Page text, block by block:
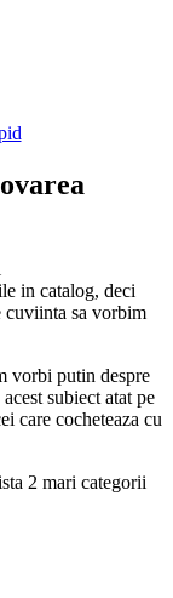
in catalog, deci
cuviinta sa vorbim
vorbi putin despre
subiect atat pe
care cocheteaza cu
2 mari categorii